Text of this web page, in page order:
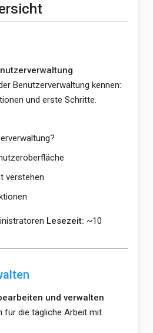
Benutzerverwaltung kennen:
und erste Schritte.
verstehen
Lesezeit: ~10
und verwalten
für die tägliche Arbeit mit